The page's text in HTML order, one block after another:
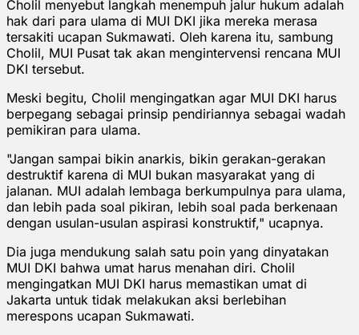
Cholil menyebut langkah menempuh jalur hukum adalah
hak dari para ulama di MUI DKI jika mereka merasa
tersakiti ucapan Sukmawati. Oleh karena itu, sambung
Cholil, MUI Pusat tak akan mengintervensi rencana MUI
DKI tersebut.
Meski begitu, Cholil mengingatkan agar MUI DKI harus
berpegang sebagai prinsip pendiriannya sebagai wadah
pemikiran para ulama.
"Jangan sampai bikin anarkis, bikin gerakan-gerakan
destruktif karena di MUI bukan masyarakat yang di
jalanan. MUI adalah lembaga berkumpulnya para ulama,
dan lebih pada soal pikiran, lebih soal pada berkenaan
dengan usulan-usulan aspirasi konstruktif," ucapnya.
Dia juga mendukung salah satu poin yang dinyatakan
MUI DKI bahwa umat harus menahan diri. Cholil
mengingatkan MUI DKI harus memastikan umat di
Jakarta untuk tidak melakukan aksi berlebihan
merespons ucapan Sukmawati.